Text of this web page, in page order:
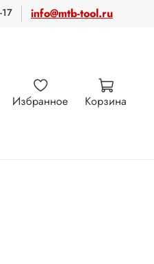
info@mtb-tool.ru
Избранное Корзина